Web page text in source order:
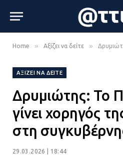
Home » Αξίζει να δείτε » Δρυμιώτης: Το
ΑΞΊΖΕΙ ΝΑ ΔΕΊΤΕ
Δρυμιώτης: Το
γίνει χορηγός
στη
29.03.2026 | 18:44